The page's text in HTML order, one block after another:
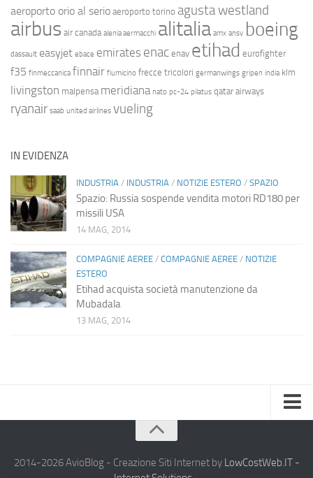
aeroporto orio al serio aeroporto torino agusta westland
airbus air canada alenia aermacchi alitalia amx ansv boeing
dassault easyjet ebace emirates enac enav etihad eurofighter
f35 finmeccanica finnair fiumicino frecce tricolori germanwings gripen india klm
livingston malpensa meridiana nato pc-24 pilatus qatar airways
ryanair saab united airlines vueling
IN EVIDENZA
INDUSTRIA / INDUSTRIA / NOTIZIE ESTERO / SPAZIO
Spazio: Russia sospende vendita motori RD180 per
missili USA
14 MAG, 2014
COMPAGNIE AEREE / COMPAGNIE AEREE / NOTIZIE
ESTERO
Etihad acquista società manutenzione da
Mubadala
13 MAG, 2014
Chi Siamo
2014-2026 AvioBlog - Creazione Siti Internet by LowCostWeb.IT -